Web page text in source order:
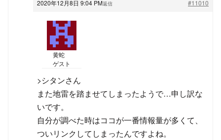
2020年12月8日 9:04 PM #11010
返信
黄蛇
ゲスト
>シタンさん
また地雷を踏ませてしまったようで…申し訳な
いです。
自分が調べた時はココが一番情報量が多くて、
ついリンクしてしまったんですよね。